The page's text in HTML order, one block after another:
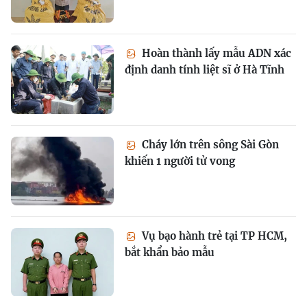
Hoàn thành lấy mẫu ADN xác
định danh tính liệt sĩ ở Hà Tĩnh
Cháy lớn trên sông Sài Gòn
khiến 1 người tử vong
Vụ bạo hành trẻ tại TP HCM,
bắt khẩn bảo mẫu